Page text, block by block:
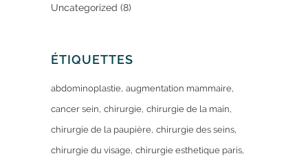
Uncategorized (8)
ÉTIQUETTES
abdominoplastie augmentation mammaire
cancer sein chirurgie chirurgie de la main
chirurgie de la paupière chirurgie des seins
chirurgie du visage chirurgie esthetique paris